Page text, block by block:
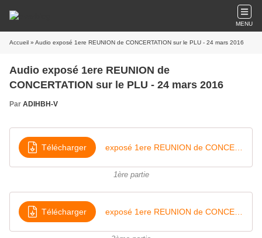
MENU
Accueil » Audio exposé 1ere REUNION de CONCERTATION sur le PLU - 24 mars 2016
Audio exposé 1ere REUNION de
CONCERTATION sur le PLU - 24 mars 2016
Par ADIHBH-V
Télécharger
1ère partie
Télécharger